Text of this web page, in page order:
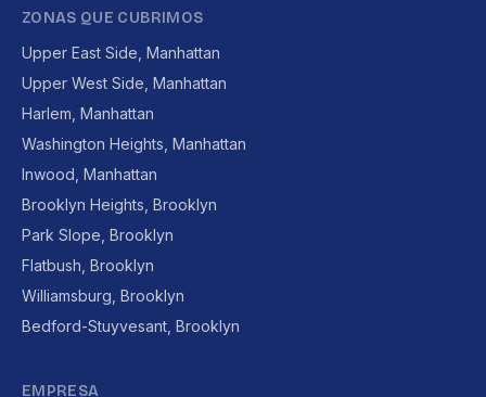
ZONAS QUE CUBRIMOS
Upper East Side, Manhattan
Upper West Side, Manhattan
Harlem, Manhattan
Washington Heights, Manhattan
Inwood, Manhattan
Brooklyn Heights, Brooklyn
Park Slope, Brooklyn
Flatbush, Brooklyn
Williamsburg, Brooklyn
Bedford-Stuyvesant, Brooklyn
EMPRESA